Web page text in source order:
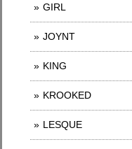
GIRL
JOYNT
KING
KROOKED
LESQUE